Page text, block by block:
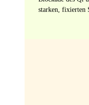
starken, fixierten